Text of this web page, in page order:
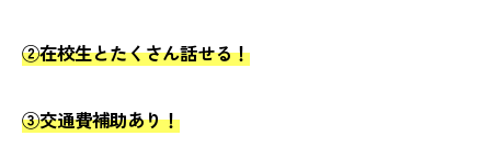
②在校生とたくさん話せる！
③交通費補助あり！